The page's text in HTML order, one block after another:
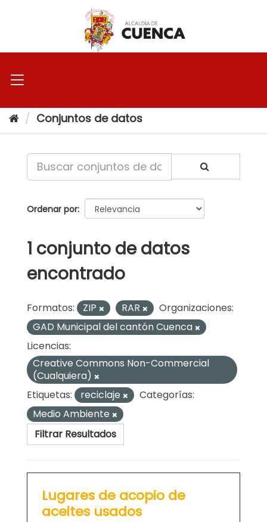
Conjuntos de datos
Ordenar por
1 conjunto de datos
encontrado
Formatos: ZIP RAR
Organizaciones:
GAD Municipal del cantón Cuenca
Licencias:
Creative Commons Non-Commercial
(Cualquiera)
Etiquetas:
reciclaje
Categorías:
Medio Ambiente
Filtrar Resultados
Lugares de acopio de
aceites usados